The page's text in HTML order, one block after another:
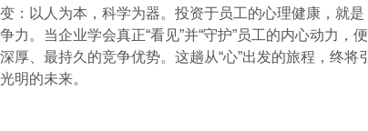
：以人为本，科学为器。投资于员工的心理健康，就是
。当企业学会真正“看见”并“守护”员工的内心动力，便
、最持久的竞争优势。这趟从“心”出发的旅程，终将引
明的未来。